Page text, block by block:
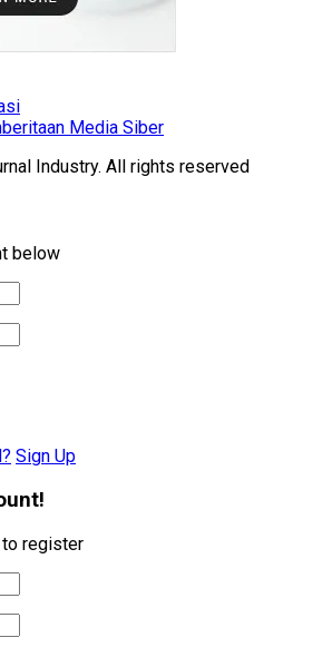
Media Siber
Industry. All rights reserved
below
Sign Up
register